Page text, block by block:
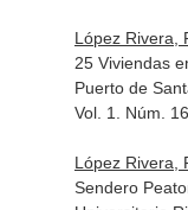
López Rivera,
25 Viviendas
Puerto de
Vol. 1. Núm.
López Rivera,
Sendero